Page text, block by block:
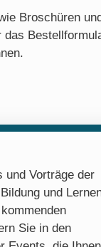
Broschüren
das
und Vorträge der
und
Sie in den